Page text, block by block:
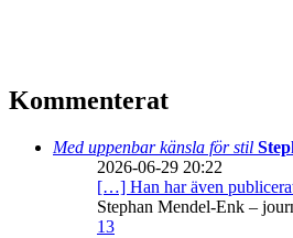
Kommenterat
Med uppenbar känsla för stil
2026-06-29 20:22
[…] Han har även
Stephan Mendel-Enk –
13